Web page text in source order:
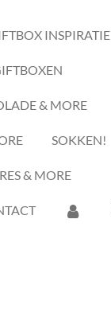
INSPIRATIE
& MORE
SOKKEN!
& MORE